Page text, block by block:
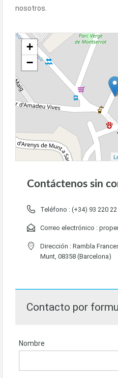
nosotros.
+
−
Contáctenos sin
Teléfono : (+34) 93 220
Correo electrónico :
Dirección : Rambla
Munt, 08358 (Barcelona)
Contacto por
Nombre